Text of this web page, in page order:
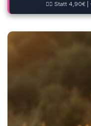
❤️‍🔥 Statt 4,90€